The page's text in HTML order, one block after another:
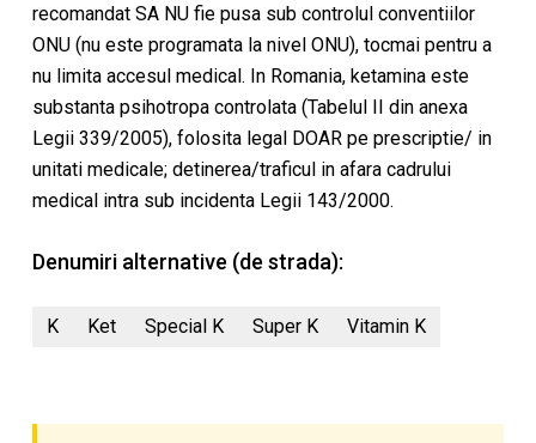
recomandat SA NU fie pusa sub controlul conventiilor
ONU (nu este programata la nivel ONU), tocmai pentru a
nu limita accesul medical. In Romania, ketamina este
substanta psihotropa controlata (Tabelul II din anexa
Legii 339/2005), folosita legal DOAR pe prescriptie/ in
unitati medicale; detinerea/traficul in afara cadrului
medical intra sub incidenta Legii 143/2000.
Denumiri alternative (de strada):
K Ket Special K Super K Vitamin K